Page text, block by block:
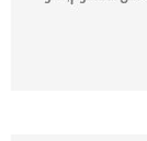
الأمينية في دم
الكلى أو